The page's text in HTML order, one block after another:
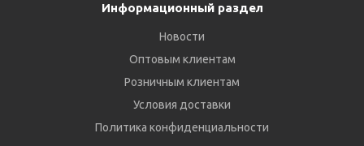
Информационный раздел
Новости
Оптовым клиентам
Розничным клиентам
Условия доставки
Политика конфиденциальности